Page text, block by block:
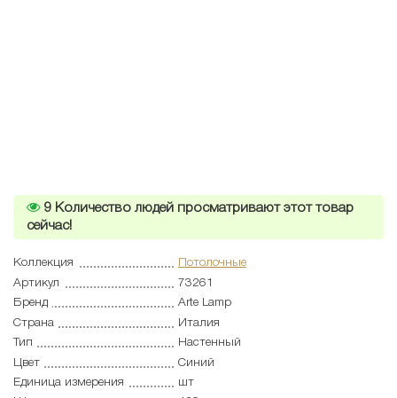
9 Количество людей просматривают этот товар
сейчас!
Коллекция
Потолочные
Артикул
73261
Бренд
Arte Lamp
Страна
Италия
Тип
Настенный
Цвет
Синий
Единица измерения
шт